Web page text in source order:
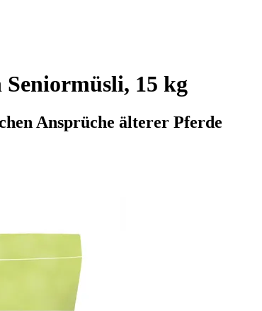
15 kg
Ansprüche älterer Pferde